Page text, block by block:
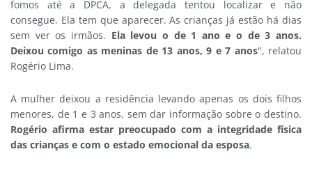
fomos até a DPCA, a delegada tentou localizar e não
consegue. Ela tem que aparecer. As crianças já estão há dias
sem ver os irmãos. Ela levou o de 1 ano e o de 3 anos.
Deixou comigo as meninas de 13 anos, 9 e 7 anos", relatou
Rogério Lima.
A mulher deixou a residência levando apenas os dois filhos
menores, de 1 e 3 anos, sem dar informação sobre o destino.
Rogério afirma estar preocupado com a integridade física
das crianças e com o estado emocional da esposa.